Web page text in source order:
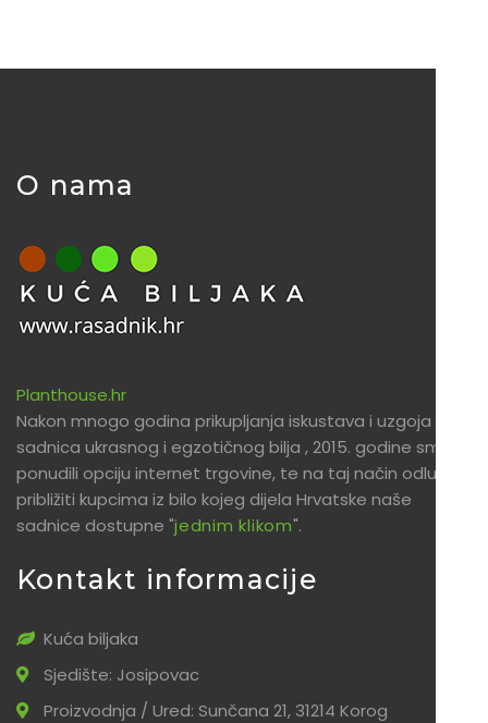
O nama
Planthouse.hr
Nakon mnogo godina prikupljanja iskustava i uzgoja
sadnica ukrasnog i egzotičnog bilja , 2015. godine smo
ponudili opciju internet trgovine, te na taj način odlučili
približiti kupcima iz bilo kojeg dijela Hrvatske naše
sadnice dostupne "jednim klikom".
Kontakt informacije
Kuća biljaka
Sjedište: Josipovac
Proizvodnja / Ured: Sunčana 21, 31214 Korog